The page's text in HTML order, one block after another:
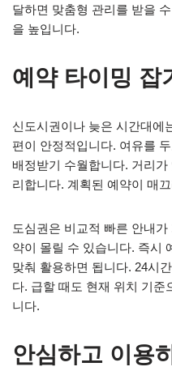
달하면 맞춤형 관리를 받을
을 높입니다.
예약 타이밍 잡
신도시권이나 늦은 시간대에
편이 안정적입니다. 여유를
배정받기 수월합니다. 거리
리합니다. 계획된 예약이 매
도심권은 비교적 빠른 안내
약이 몰릴 수 있습니다. 즉시
맞춰 활용하면 됩니다. 24시
다. 급할 때도 현재 위치 기준
니다.
안심하고 이용